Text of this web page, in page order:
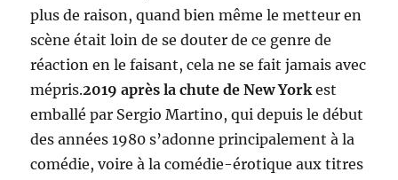
plus de raison, quand bien même le metteur en
scène était loin de se douter de ce genre de
réaction en le faisant, cela ne se fait jamais avec
mépris.2019 après la chute de New York est
emballé par Sergio Martino, qui depuis le début
des années 1980 s’adonne principalement à la
comédie, voire à la comédie-érotique aux titres